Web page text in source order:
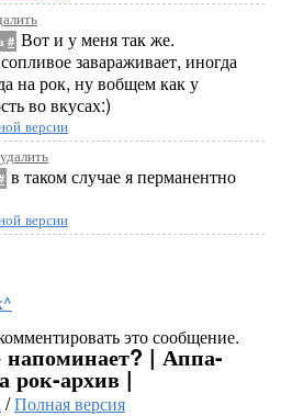
# Вот и у меня так же.
завараживает, иногда
на рок, ну вобщем как у
во вкусах:)
версии
удалить
в таком случае я перманентно
версии
это сообщение.
| Аппа-
рок-архив |
/Полная версия